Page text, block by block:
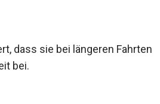
dass sie bei längeren Fahrten
bei.